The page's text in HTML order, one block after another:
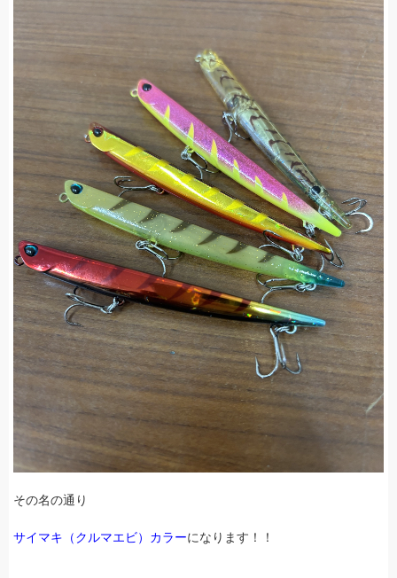
その名の通り
サイマキ（クルマエビ）カラーになります！！